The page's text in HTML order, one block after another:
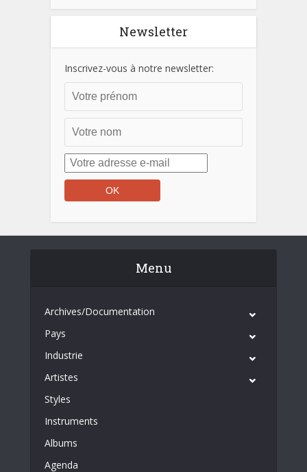
Newsletter
Inscrivez-vous à notre newsletter:
Menu
Archives/Documentation
Pays
Industrie
Artistes
Styles
Instruments
Albums
Agenda